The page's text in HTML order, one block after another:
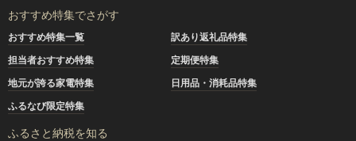
おすすめ特集でさがす
おすすめ特集一覧
訳あり返礼品特集
担当者おすすめ特集
定期便特集
地元が誇る家電特集
日用品・消耗品特集
ふるなび限定特集
ふるさと納税を知る